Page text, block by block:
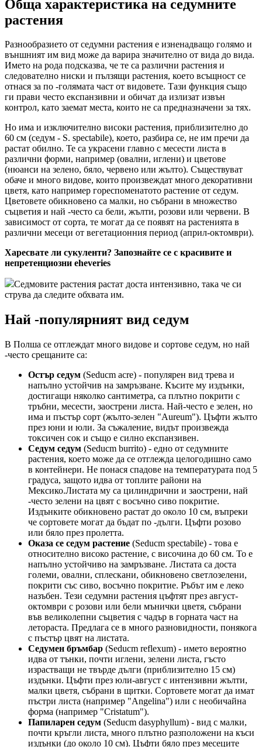
Обща характеристика на седумните
растения
Разнообразието от седумни растения е изненадващо голямо и
външният им вид може да варира значително от вида до вида.
Името на рода подсказва, че те са различни растения и
следователно ниски и пълзящи растения, което всъщност се
отнася за по -голямата част от видовете. Тази функция също
ги прави често експанзивни и обичат да излизат извън
контрол, като заемат места, които не са предназначени за тях.
Но има и изключително високи растения, приблизително до
60 см (седум - S. spectabile), което, разбира се, не им пречи да
растат обилно. Те са украсени главно с месести листа в
различни форми, например (овални, иглени) и цветове
(нюанси на зелено, бяло, червено или жълто). Съществуват
обаче и много видове, които произвеждат много декоративни
цветя, като например гореспоменатото растение от седум.
Цветовете обикновено са малки, но събрани в множество
съцветия и най -често са бели, жълти, розови или червени. В
зависимост от сорта, те могат да се появят на растенията в
различни месеци от вегетационния период (април-октомври).
Харесвате ли сукуленти? Запознайте се с красивите и
непретенциозни eheveries
Седмовите растения растат доста интензивно, така че си
струва да следите обхвата им.
Най -популярният вид седум
В Полша се отглеждат много видове и сортове седум, но най
-често срещаните са:
Остър седум (Seducm acre) - популярен вид трева и
напълно устойчив на замръзване. Късите му издънки,
достигащи няколко сантиметра, са плътно покрити с
тръбни, месести, заострени листа. Най-често е зелен, но
има и пъстър сорт (жълто-зелен "Aureum"). Цъфти жълто
през юни и юли. За съжаление, видът произвежда
токсичен сок и също е силно експанзивен.
Седум седум (Seducm burrito) - едно от седумните
растения, което може да се отглежда целогодишно само
в контейнери. Не понася спадове на температурата под 5
градуса, защото идва от топлите райони на
Мексико.Листата му са цилиндрични и заострени, най
-често зелени на цвят с восъчно сиво покритие.
Издънките обикновено растат до около 10 см, въпреки
че сортовете могат да бъдат по -дълги. Цъфти розово
или бяло през пролетта.
Оказа се седум растение (Seducm spectabile) - това е
относително високо растение, с височина до 60 см. То е
напълно устойчиво на замръзване. Листата са доста
големи, овални, сплескани, обикновено светлозелени,
покрити със сиво, восъчно покритие. Ръбът им е леко
назъбен. Тези седумни растения цъфтят през август-
октомври с розови или бели мънички цветя, събрани
във великолепни съцветия с чадър в горната част на
летораста. Предлага се в много разновидности, понякога
с пъстър цвят на листата.
Седумен бръмбар (Seducm reflexum) - името вероятно
идва от тънки, почти иглени, зелени листа, гъсто
израстващи не твърде дълги (приблизително 15 см)
издънки. Цъфти през юли-август с интензивни жълти,
малки цветя, събрани в щитки. Сортовете могат да имат
пъстри листа (например "Angelina") или с необичайна
форма (например "Cristatum").
Папиларен седум (Seducm dasyphyllum) - вид с малки,
почти кръгли листа, много плътно разположени на къси
издънки (до около 10 см). Цъфти бяло през месеците